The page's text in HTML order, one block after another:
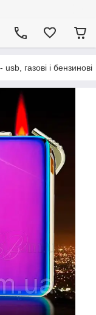
газові і бензинові